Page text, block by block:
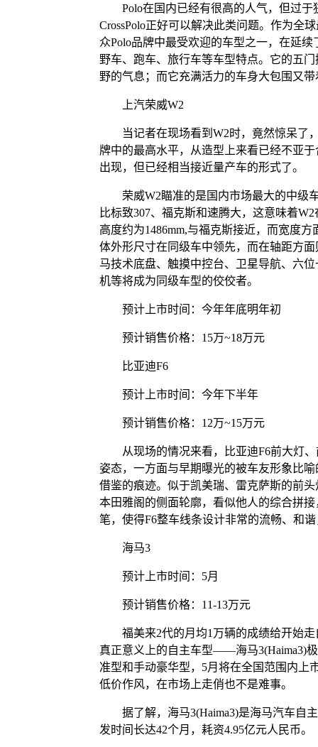
Polo在国内已经有很高的人气，但过于
CrossPolo正好可以解决此类问题。作为全
众Polo品牌中最受欢迎的车型之一，在延
野车、跑车、旅行车等车型特点。它的五
野的气息；而它充满活力的车身大包围又
上汽荣威W2
当记者在现场看到W2时，竟然惊呆了，
牌中的最高水平，从造型上来看已经不亚
出现，但已经相当接近量产车的形式了。
荣威W2瞄准的是国内市场最大的中级车
比标致307、福克斯和速腾大，这意味着
高度约为1486mm,与福克斯接近，而宽度
体外形尺寸在同级车中领先，而在轴距方
马技术底盘、触摸中控台、卫星导航、六
机等将成为同级车型的佼佼者。
预计上市时间：今年年底明年初
预计销售价格：15万~18万元
比亚迪F6
预计上市时间：今年下半年
预计销售价格：12万~15万元
从现场的情况来看，比亚迪F6前大灯、
姿态，一方面与早期曝光的被车友形象比
借鉴的痕迹。似于凯美瑞、雷克萨斯的前
本田雅阁的侧面轮廓，看似他人的综合拼
笔，使得F6整车线条设计非常的流畅、和
海马3
预计上市时间：5月
预计销售价格：11-13万元
福美来2代的月均1万辆的成绩给开始走
真正意义上的自主车型——海马3(Haima3)
准型和手动豪华型，5月将在全国范围内上
低价作风，在市场上走俏也不是难事。
据了解，海马3(Haima3)是海马汽车自主
发时间长达42个月，耗资4.95亿元人民币。